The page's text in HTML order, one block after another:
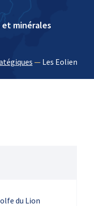
minérales
— Les Eoliennes
du Lion